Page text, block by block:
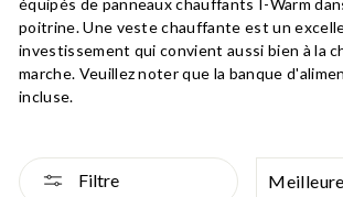
poitrine.Une veste chauffante est un
investissement qui convient aussi bien à la
marche. Veuillez noter que la banque
incluse.
Filtre
PAR